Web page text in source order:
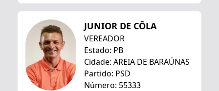
JUNIOR DE CÔLA
VEREADOR
Estado: PB
Cidade: AREIA DE BARAÚNAS
Partido: PSD
Número: 55333